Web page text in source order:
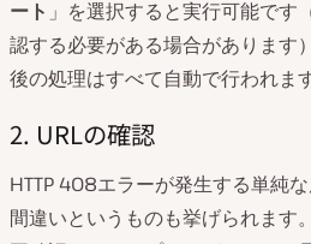
ート 」を選択すると実行可能です
認する必要がある場合があります
後の処理はすべて自動で行われます
2. URLの確認
HTTP 408エラーが発生する単純
間違いというものも挙げられます